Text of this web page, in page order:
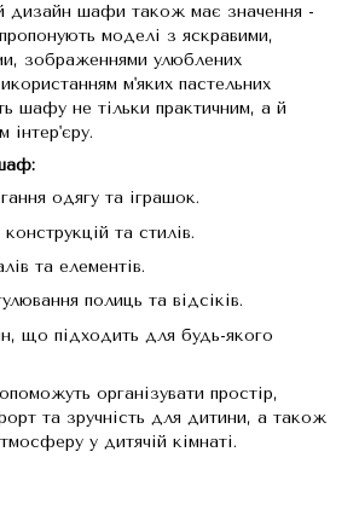
дизайн шафи також має значення -
моделі з яскравими,
зображеннями улюблених
м'яких пастельних
шафу не тільки практичним, а й
інтер'єру.
одягу та іграшок.
конструкцій та стилів.
та елементів.
полиць та відсіків.
що підходить для будь-якого
організувати простір,
та зручність для дитини, а також
у дитячій кімнаті.